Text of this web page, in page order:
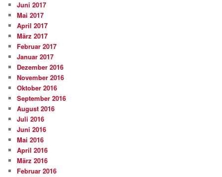
Juni 2017
Mai 2017
April 2017
März 2017
Februar 2017
Januar 2017
Dezember 2016
November 2016
Oktober 2016
September 2016
August 2016
Juli 2016
Juni 2016
Mai 2016
April 2016
März 2016
Februar 2016